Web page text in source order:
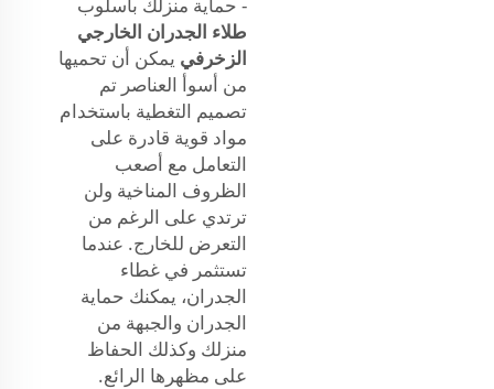
طلاء الجدران الخارجي
الزخرفي يمكن أن تحميها
من أسوأ العناصر تم
تصميم التغطية باستخدام
مواد قوية قادرة على
التعامل مع أصعب
الظروف المناخية ولن
ترتدي على الرغم من
التعرض للخارج. عندما
تستثمر في غطاء
الجدران، يمكنك حماية
الجدران والجبهة من
منزلك وكذلك الحفاظ
على مظهرها الرائع.